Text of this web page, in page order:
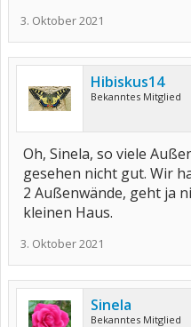
3. Oktober 2021
Hibiskus14
Bekanntes Mitglied
Oh, Sinela, so viele
gesehen nicht gut. Wir
2 Außenwände, geht ja
kleinen Haus.
3. Oktober 2021
Sinela
Bekanntes Mitglied